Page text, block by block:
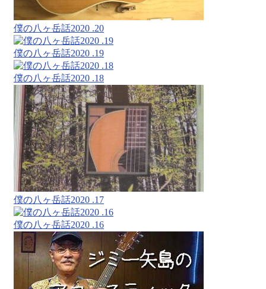
僕の八ヶ岳話2020 .20
僕の八ヶ岳話2020 .19
僕の八ヶ岳話2020 .18
僕の八ヶ岳話2020 .17
僕の八ヶ岳話2020 .16